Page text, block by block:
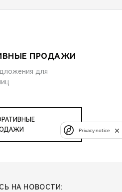
ПРОДАЖИ
для
НА НОВОСТИ:
Privacy notice